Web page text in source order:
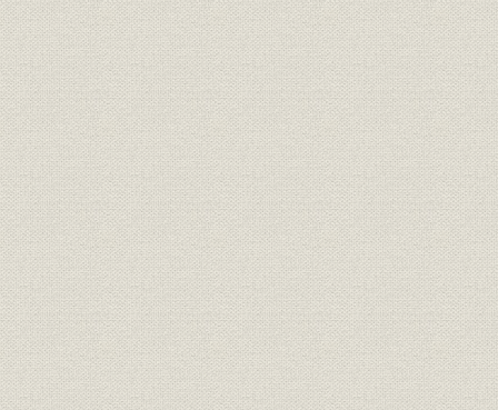
米欧視察へ
第2項 自動織機の試作
第3項 豊田紡績修繕工場での「G型自動織機」製造
第4節 豊田自動織機製作所の設立
第1項 株式会社豊田自動織機製作所の設立
「G型自動織機」の大量生産
自動車事業への進出の準備
第2項 プラット社との特許権譲渡契約
第3項 綿業不況と事業の多角化・合理化